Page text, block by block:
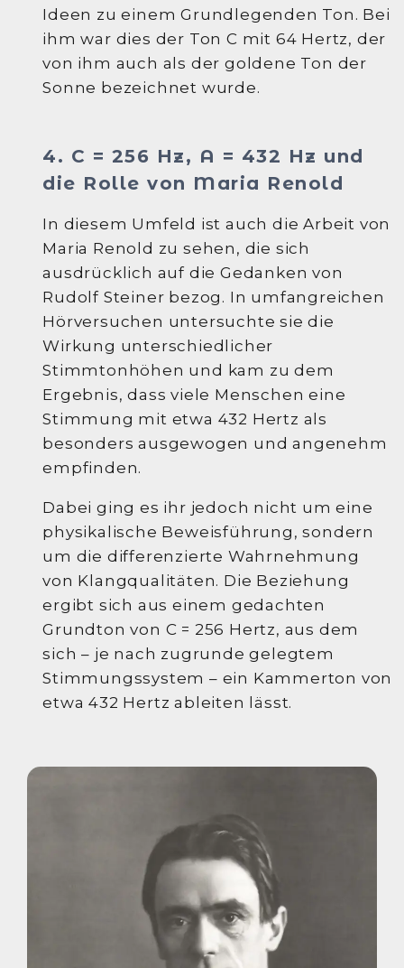
Ideen zu einem Grundlegenden Ton. Bei
ihm war dies der Ton C mit 64 Hertz, der
von ihm auch als der goldene Ton der
Sonne bezeichnet wurde.
4. C = 256 Hz, A = 432 Hz und
die Rolle von Maria Renold
In diesem Umfeld ist auch die Arbeit von
Maria Renold zu sehen, die sich
ausdrücklich auf die Gedanken von
Rudolf Steiner bezog. In umfangreichen
Hörversuchen untersuchte sie die
Wirkung unterschiedlicher
Stimmtonhöhen und kam zu dem
Ergebnis, dass viele Menschen eine
Stimmung mit etwa 432 Hertz als
besonders ausgewogen und angenehm
empfinden.
Dabei ging es ihr jedoch nicht um eine
physikalische Beweisführung, sondern
um die differenzierte Wahrnehmung
von Klangqualitäten. Die Beziehung
ergibt sich aus einem gedachten
Grundton von C = 256 Hertz, aus dem
sich – je nach zugrunde gelegtem
Stimmungssystem – ein Kammerton von
etwa 432 Hertz ableiten lässt.